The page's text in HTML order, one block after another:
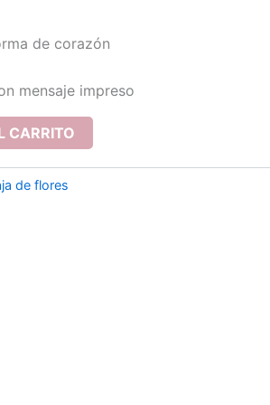
de corazón
mensaje impreso
CARRITO
de flores